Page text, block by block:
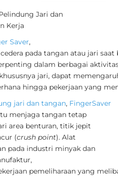
Jari dan
Kerja
Saver,
pada tangan atau jari saat
dalam berbagai
jari, dapat
hingga pekerjaan yang
jari dan tangan, FingerSaver
menjaga tangan tetap
area benturan, titik jepit
(crush point). Alat
pada industri minyak dan
pemeliharaan yang